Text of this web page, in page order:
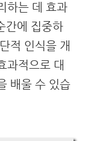
하는 데 효과
간에 집중하
적 인식을 개
과적으로 대
배울 수 있습